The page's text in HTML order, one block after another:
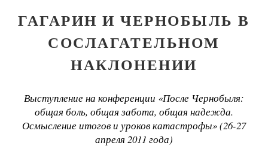
ГАГАРИН И ЧЕРНОБЫЛЬ В
СОСЛАГАТЕЛЬНОМ
НАКЛОНЕНИИ
Выступление на конференции «После Чернобыля:
общая боль, общая забота, общая надежда.
Осмысление итогов и уроков катастрофы» (26-27
апреля 2011 года)